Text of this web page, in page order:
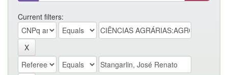
Current filters: